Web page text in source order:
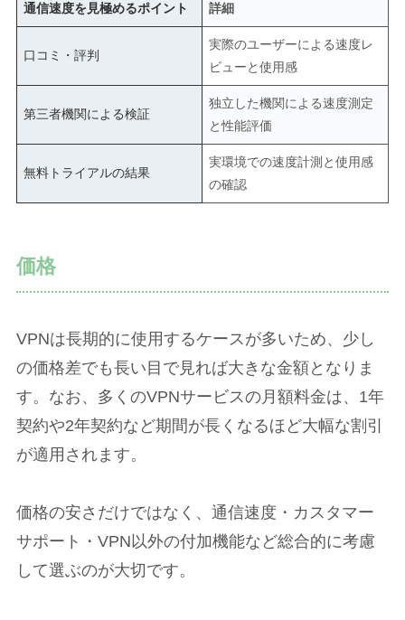
通信速度を見極めるポイント 詳細
口コミ・評判
実際のユーザーによる速度レ
ビューと使用感
第三者機関による検証
独立した機関による速度測定
と性能評価
無料トライアルの結果
実環境での速度計測と使用感
の確認
価格
VPNは長期的に使用するケースが多いため、少し
の価格差でも長い目で見れば大きな金額となりま
す。なお、多くのVPNサービスの月額料金は、1年
契約や2年契約など期間が長くなるほど大幅な割引
が適用されます。
価格の安さだけではなく、通信速度・カスタマー
サポート・VPN以外の付加機能など総合的に考慮
して選ぶのが大切です。